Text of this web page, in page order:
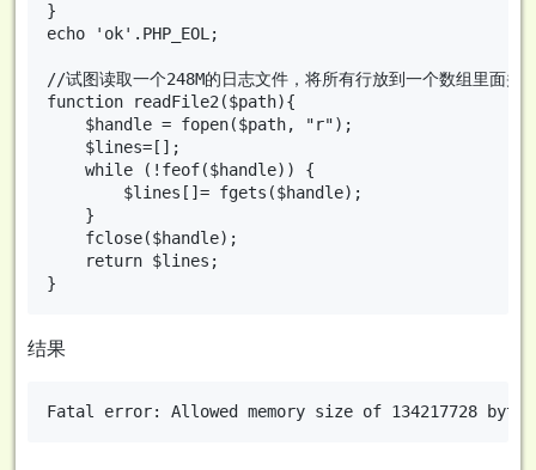
}
echo 'ok'.PHP_EOL;
//试图读取一个248M的日志文件，将所有行放到一个数组里面并
function readFile2($path){
    $handle = fopen($path, "r");
    $lines=[];
    while (!feof($handle)) {
        $lines[]= fgets($handle);
    }
    fclose($handle);
    return $lines;
结果